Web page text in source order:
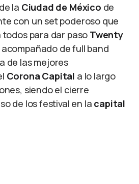
la Ciudad de México de
con un set poderoso que
para dar paso Twenty
de full band
de las mejores
Corona Capital a lo largo
siendo el cierre
de los festival en la capital